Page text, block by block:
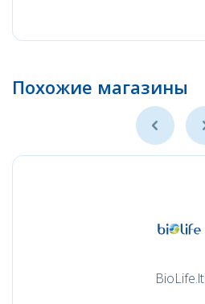
Похожие магазины
BioLife.lt